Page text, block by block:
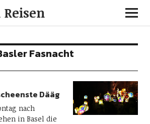
Fasnacht
Dääg
nach
in Basel die